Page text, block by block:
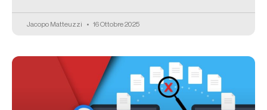
Jacopo Matteuzzi 16 Ottobre 2025